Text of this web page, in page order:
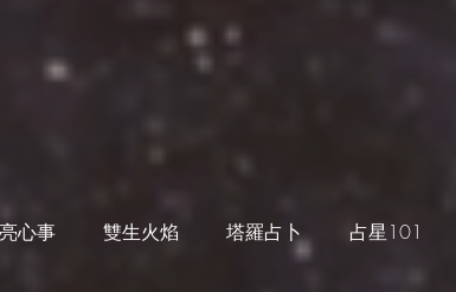
心事 雙生火焰 塔羅占卜 占星101